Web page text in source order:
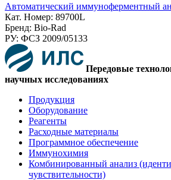
Автоматический иммуноферментный
Кат. Номер: 89700L
Бренд: Bio-Rad
РУ: ФСЗ 2009/05133
Передовые
научных исследованиях
Продукция
Оборудование
Реагенты
Расходные материалы
Программное обеспечение
Иммунохимия
Комбинированный анализ
чувствительности)